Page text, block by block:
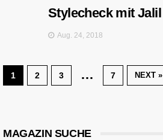
Stylecheck mit Jalil
Aug. 24, 2018
1 2 3 … 7 NEXT »
MAGAZIN SUCHE